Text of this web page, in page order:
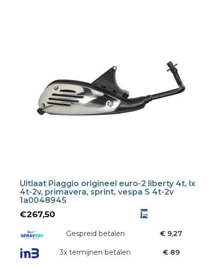
Uitlaat Piaggio origineel euro-2 liberty 4t, lx
4t-2v, primavera, sprint, vespa S 4t-2v
1a0048945
€267,50
Gespreid betalen € 9,27
3x termijnen betalen € 89